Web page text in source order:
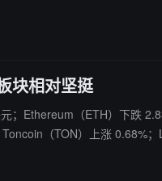
板块下跌 3.36%；AI
块相对坚挺
跌 2.83%，跌破 2000 美元。 仅
TON）上涨 0.68%；Layer2